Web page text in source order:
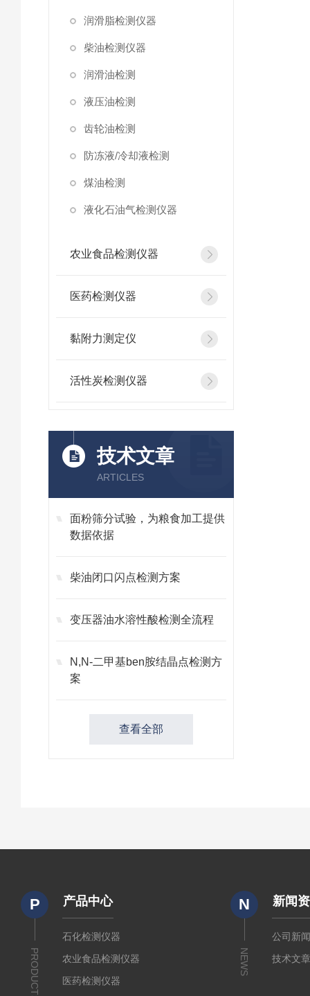
润滑脂检测仪器
柴油检测仪器
润滑油检测
液压油检测
齿轮油检测
防冻液/冷却液检测
煤油检测
液化石油气检测仪器
农业食品检测仪器
医药检测仪器
黏附力测定仪
活性炭检测仪器
技术文章
ARTICLES
面粉筛分试验，为粮食加工提供
数据依据
柴油闭口闪点检测方案
变压器油水溶性酸检测全流程
N,N-二甲基ben胺结晶点检测方
案
查看全部
P
PRODUCTS
产品中心
石化检测仪器
农业食品检测仪器
医药检测仪器
N
NEWS
新闻
公司新
技术文